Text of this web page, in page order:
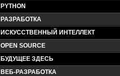
PYTHON
РАЗРАБОТКА
ИСКУССТВЕННЫЙ ИНТЕЛЛЕКТ
OPEN SOURCE
БУДУЩЕЕ ЗДЕСЬ
ВЕБ-РАЗРАБОТКА